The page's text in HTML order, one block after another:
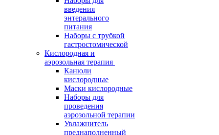
введения
энтерального
питания
Наборы с трубкой
гастростомической
Кислородная и
аэрозольная терапия
Канюли
кислородные
Маски кислородные
Наборы для
проведения
аэрозольной терапии
Увлажнитель
преднаполненный